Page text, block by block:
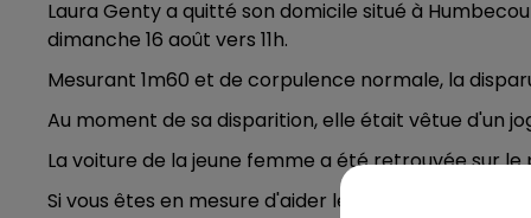
Laura Genty a quitté son domicile situé à
dimanche 16 août vers 11h.
Mesurant 1m60 et de corpulence normale, la
Au moment de sa disparition, elle était vêtue d'un
La voiture de la jeune femme a été retrouvée sur
Si vous êtes en mesure d'aider les enquêteurs